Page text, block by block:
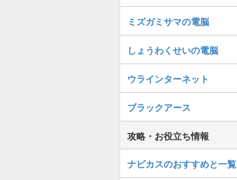
ミズガミサマの電脳
しょうわくせいの電脳
ウラインターネット
ブラックアース
攻略・お役立ち情報
ナビカスのおすすめと一覧